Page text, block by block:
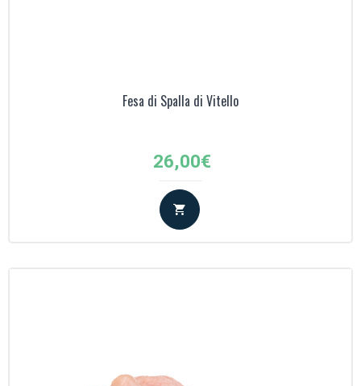
Fesa di Spalla di Vitello
26,00€